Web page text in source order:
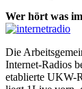
Wer hört was
Die
Internet-Radios
etablierte UKW-